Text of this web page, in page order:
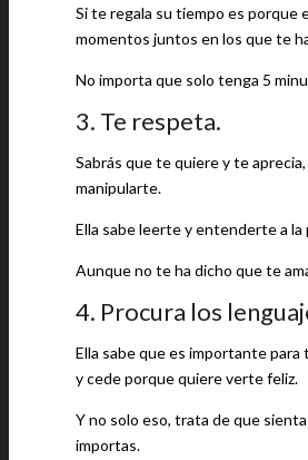
Si te regala su tiempo es porque
momentos juntos en los que te
No importa que solo tenga 5
3. Te respeta.
Sabrás que te quiere y te
manipularte.
Ella sabe leerte y entenderte a
Aunque no te ha dicho que te
4. Procura los
Ella sabe que es importante
y cede porque quiere verte feliz.
Y no solo eso, trata de que
importas.